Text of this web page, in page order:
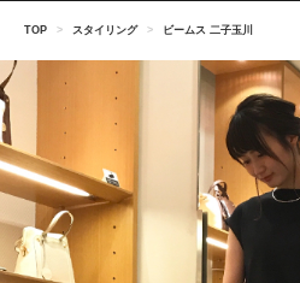
TOP > スタイリング > ビームス 二子玉川